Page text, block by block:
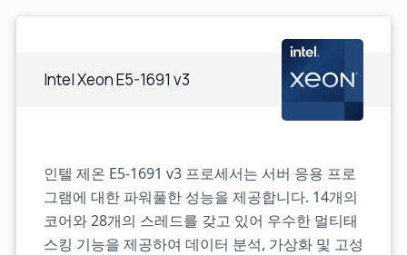
Intel Xeon E5-1691 v3
인텔 제온 E5-1691 v3 프로세서는 서버 응용 프로
그램에 대한 파워풀한 성능을 제공합니다. 14개의
코어와 28개의 스레드를 갖고 있어 우수한 멀티태
스킹 기능을 제공하여 데이터 분석, 가상화 및 고성